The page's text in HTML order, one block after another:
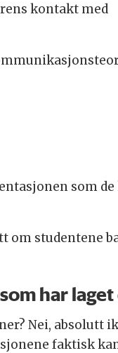
kontakt med
som de
om studentene
har
Nei, absolutt
faktisk